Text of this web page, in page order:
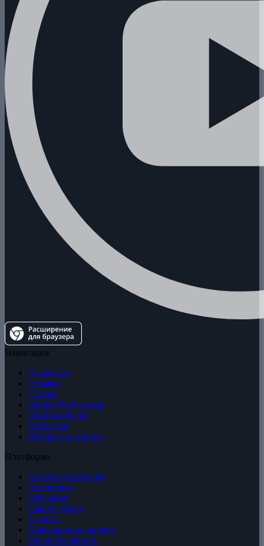
Навигация
О проекте
Отзывы
Статьи
ИнвестДайджесты
Энциклопедия
Контакты
Вопросы и ответы
Платформа
Торговые сигналы
Аналитика
Обучение
Наши сделки
Тарифы
Лояльность и скидки
Личный кабинет